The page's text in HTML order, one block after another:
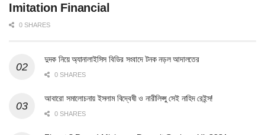
Imitation Financial
0 SHARES
দুদক নিয়ে অ্যানালাইসিস বিডির সংবাদে টনক নড়ল আদালতের
0 SHARES
আবারো সমালোচনায় ইসলাম বিদ্বেষী ও নারীলিপ্সু সেই নাহিদ রেইন্স!
0 SHARES